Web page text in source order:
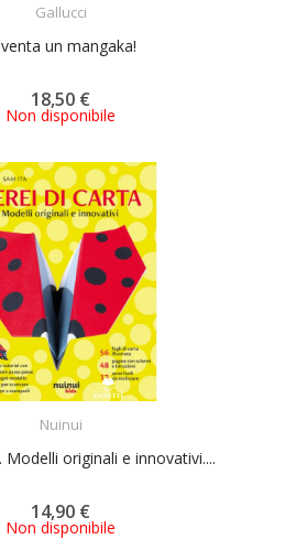
Gallucci
un mangaka!
18,50 €
Non disponibile
Nuinui
Modelli originali e innovativi....
14,90 €
Non disponibile